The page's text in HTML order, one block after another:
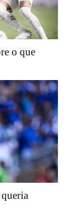
o que